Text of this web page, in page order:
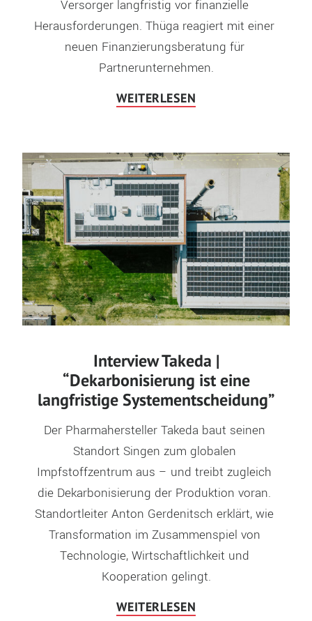
Versorger langfristig vor finanzielle
Herausforderungen. Thüga reagiert mit einer
neuen Finanzierungsberatung für
Partnerunternehmen.
WEITERLESEN
Interview Takeda |
“Dekarbonisierung ist eine
langfristige Systementscheidung”
Der Pharmahersteller Takeda baut seinen
Standort Singen zum globalen
Impfstoffzentrum aus – und treibt zugleich
die Dekarbonisierung der Produktion voran.
Standortleiter Anton Gerdenitsch erklärt, wie
Transformation im Zusammenspiel von
Technologie, Wirtschaftlichkeit und
Kooperation gelingt.
WEITERLESEN